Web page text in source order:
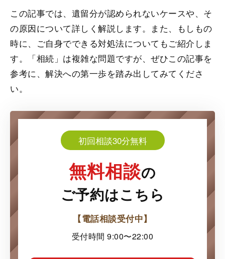
この記事では、遺留分が認められないケースや、そ
の原因について詳しく解説します。また、もしもの
時に、ご自身でできる対処法についてもご紹介しま
す。「相続」は複雑な問題ですが、ぜひこの記事を
参考に、解決への第一歩を踏み出してみてくださ
い。
初回相談30分無料
無料相談の
ご予約はこちら
【電話相談受付中】
受付時間 9:00〜22:00